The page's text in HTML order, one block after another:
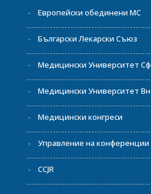
Европейски обединени МС
Български Лекарски Съюз
Медицински Университет Сф
Медицински Университет Вн
Медицински конгреси
Управление на конференции
CCJR